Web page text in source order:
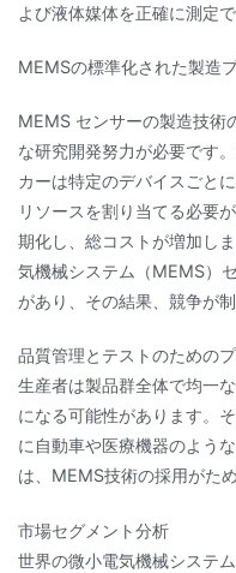
よび液体媒体を正確に測定で
MEMSの標準化された製造
MEMS センサーの製造技術
な研究開発努力が必要です
カーは特定のデバイスごと
リソースを割り当てる必要
期化し、総コストが増加し
気機械システム（MEMS）
があり、その結果、競争が
品質管理とテストのための
生産者は製品群全体で均一
になる可能性があります。
に自動車や医療機器のよう
は、MEMS技術の採用がた
市場セグメント分析
世界の微小電気機械システ